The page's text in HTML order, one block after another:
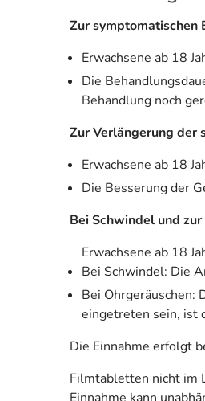
Zur symptomatischen
Erwachsene ab 18
Die
Behandlung noch
Zur Verlängerung der
Erwachsene ab 18
Die Besserung der
Bei Schwindel und
Erwachsene ab 18
Bei Schwindel: Die
Bei Ohrgeräuschen:
eingetreten sein, ist
Die Einnahme erfolgt
Filmtabletten nicht im